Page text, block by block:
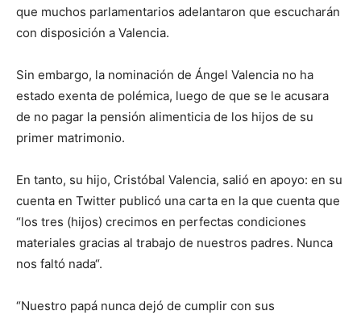
que muchos parlamentarios adelantaron que escucharán
con disposición a Valencia.
Sin embargo, la nominación de Ángel Valencia no ha
estado exenta de polémica, luego de que se le acusara
de no pagar la pensión alimenticia de los hijos de su
primer matrimonio.
En tanto, su hijo, Cristóbal Valencia, salió en apoyo: en su
cuenta en Twitter publicó una carta en la que cuenta que
“los tres (hijos) crecimos en perfectas condiciones
materiales gracias al trabajo de nuestros padres. Nunca
nos faltó nada“.
“Nuestro papá nunca dejó de cumplir con sus